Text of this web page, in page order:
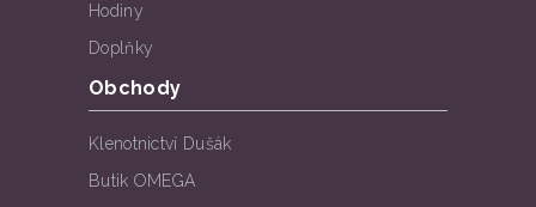
Hodiny
Doplňky
Obchody
Klenotnictví Dušák
Butik OMEGA